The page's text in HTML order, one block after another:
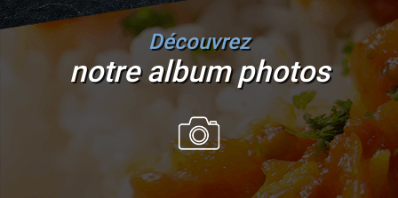
Découvrez
notre album photos